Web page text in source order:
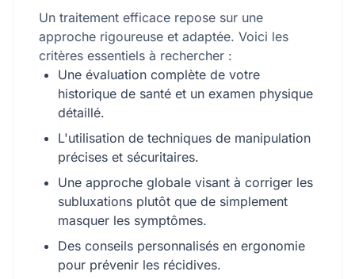
Un traitement efficace repose sur une
approche rigoureuse et adaptée. Voici les
critères essentiels à rechercher :
Une évaluation complète de votre
historique de santé et un examen physique
détaillé.
L'utilisation de techniques de manipulation
précises et sécuritaires.
Une approche globale visant à corriger les
subluxations plutôt que de simplement
masquer les symptômes.
Des conseils personnalisés en ergonomie
pour prévenir les récidives.